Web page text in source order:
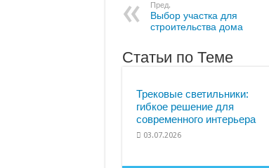
Пред.
Выбор участка для
строительства дома
Статьи по Теме
Трековые светильники:
гибкое решение для
современного интерьера
03.07.2026